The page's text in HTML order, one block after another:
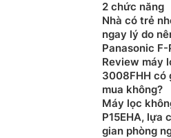
2 chức năng
Nhà có trẻ
ngay lý do
Panasonic F-
Review máy
3008FHH có
mua không?
Máy lọc
P15EHA, lựa
gian phòng